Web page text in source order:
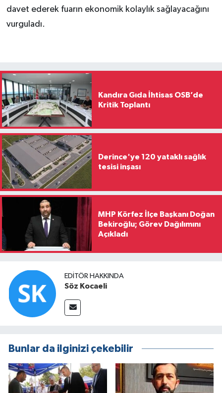
davet ederek fuarın ekonomik kolaylık sağlayacağını
vurguladı.
Kandıra Gıda İhtisas OSB’de
Kritik Toplantı
Derince'ye 120 yataklı sağlık
tesisi inşası
MHP Körfez İlçe Başkanı Doğan
Bekiroğlu; Görev Dağılımını
Açıkladı
EDITÖR HAKKINDA
Söz Kocaeli
Bunlar da ilginizi çekebilir